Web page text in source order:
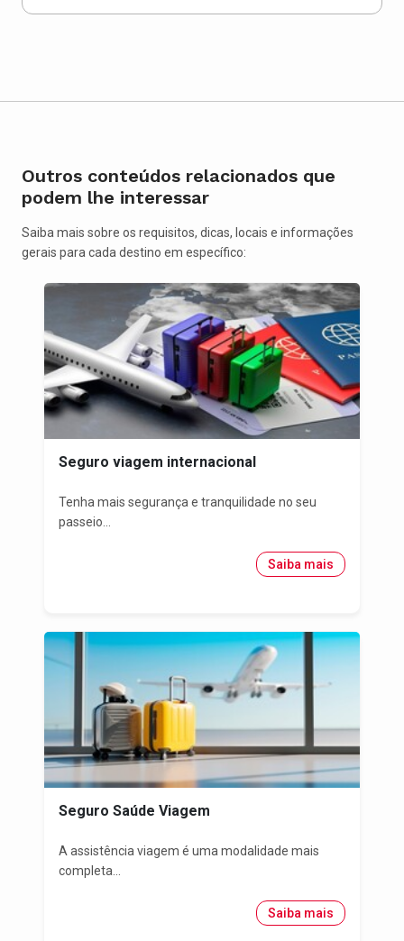
Outros conteúdos relacionados que
podem lhe interessar
Saiba mais sobre os requisitos, dicas, locais e informações
gerais para cada destino em específico:
Seguro viagem internacional
Tenha mais segurança e tranquilidade no seu
passeio...
Saiba mais
Seguro Saúde Viagem
A assistência viagem é uma modalidade mais
completa...
Saiba mais